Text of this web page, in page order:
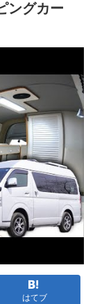
ングカー
はてブ